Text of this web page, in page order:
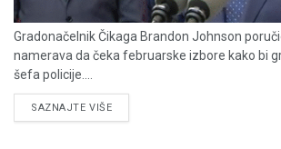
Gradonačelnik Čikaga Brandon Johnson
namerava da čeka februarske izbore kako bi
šefa policije....
SAZNAJTE VIŠEDETAILS